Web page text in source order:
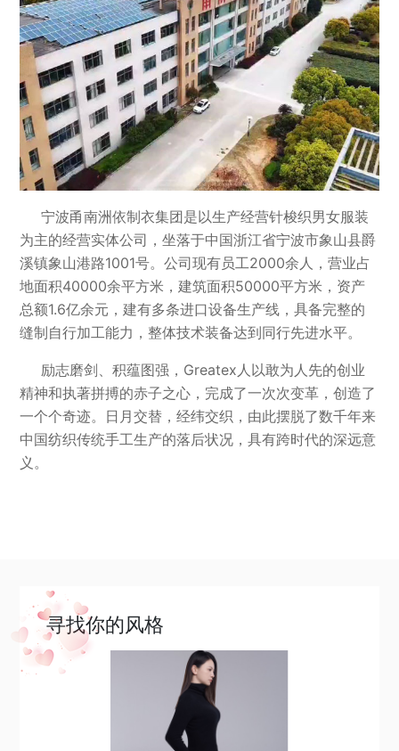
宁波甬南洲依制衣集团是以生产经营针梭织男女服装
为主的经营实体公司，坐落于中国浙江省宁波市象山县爵
溪镇象山港路1001号。公司现有员工2000余人，营业占
地面积40000余平方米，建筑面积50000平方米，资产
总额1.6亿余元，建有多条进口设备生产线，具备完整的
缝制自行加工能力，整体技术装备达到同行先进水平。
励志磨剑、积蕴图强，Greatex人以敢为人先的创业
精神和执著拼搏的赤子之心，完成了一次次变革，创造了
一个个奇迹。日月交替，经纬交织，由此摆脱了数千年来
中国纺织传统手工生产的落后状况，具有跨时代的深远意
义。
寻找你的风格